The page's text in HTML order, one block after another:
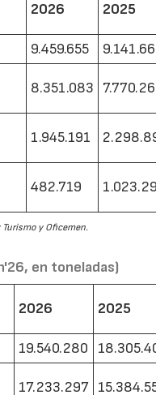
2026 2025
9.459.655
8.351.083
1.945.191
482.719
y Oficemen.
en toneladas)
2026 2025
19.540.280
17.233.297